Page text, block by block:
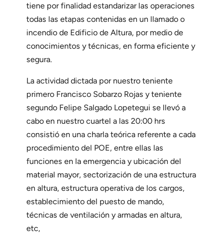
tiene por finalidad estandarizar las operaciones
todas las etapas contenidas en un llamado o
incendio de Edificio de Altura, por medio de
conocimientos y técnicas, en forma eficiente y
segura.
La actividad dictada por nuestro teniente
primero Francisco Sobarzo Rojas y teniente
segundo Felipe Salgado Lopetegui se llevó a
cabo en nuestro cuartel a las 20:00 hrs
consistió en una charla teórica referente a cada
procedimiento del POE, entre ellas las
funciones en la emergencia y ubicación del
material mayor, sectorización de una estructura
en altura, estructura operativa de los cargos,
establecimiento del puesto de mando,
técnicas de ventilación y armadas en altura,
etc,